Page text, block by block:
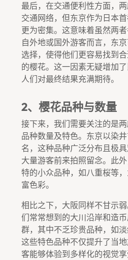
最后，在交通便利性方面，
交通网络，但东京作为日本
更为密集。这意味着虽然两
自外地或国外游客而言，东
选择，使得他们更容易找到
的樱花。这一因素无疑增加
人们对最终结果充满期待。
2、樱花品种与数量
接下来，我们需要关注的是
品种数量及特色。东京以染
名，这种品种广泛分布且极
大量游客前来拍照留念。此
特的小众品种，如八重桜等
富色彩。
相比之下，大阪同样不甘示
们常常想到的大川沿岸和造
群，其中不乏珍贵品种，如淡
这些特色品种不仅提升了当
客能够体验到多样化的视觉